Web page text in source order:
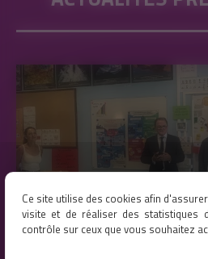
Ce site utilise des cookies afin
visite et de réaliser des statistiques
contrôle sur ceux que vous souhaitez